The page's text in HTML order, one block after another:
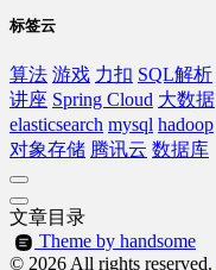
标签云
算法 游戏 力扣 SQL解析
讲座 Spring Cloud 大数据
elasticsearch mysql hadoop
对象存储 腾讯云 数据库
文章目录
Theme by handsome
© 2026 All rights reserved.